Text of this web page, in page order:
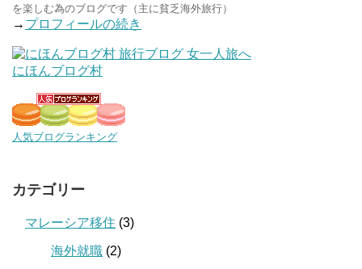
を楽しむ為のブログです（主に貧乏海外旅行）
→ プロフィールの続き
にほんブログ村
人気ブログランキング
カテゴリー
マレーシア移住 (3)
海外就職 (2)